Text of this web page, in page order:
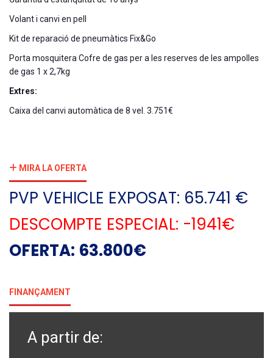
Volant i canvi en pell
Kit de reparació de pneumàtics Fix&Go
Porta mosquitera Cofre de gas per a les reserves de les ampolles
de gas 1 x 2,7kg
Extres:
Caixa del canvi automàtica de 8 vel. 3.751€
MIRA LA OFERTA
PVP VEHICLE EXPOSAT: 65.741 €
DESCOMPTE ESPECIAL: -1941€
OFERTA: 63.800€
FINANÇAMENT
A partir de: